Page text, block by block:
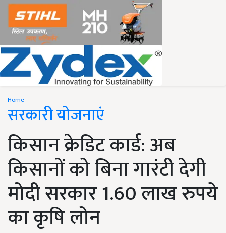
Home
सरकारी योजनाएं
किसान क्रेडिट कार्ड: अब
किसानों को बिना गारंटी देगी
मोदी सरकार 1.60 लाख रुपये
का कृषि लोन